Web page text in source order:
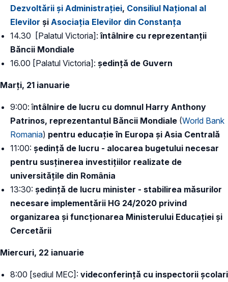
Dezvoltării şi Administraţiei, Consiliul Național al
Elevilor și Asociația Elevilor din Constanța
14.30 [Palatul Victoria]:întâlnire cu reprezentanții
Băncii Mondiale
16.00 [Palatul Victoria]: ședință de Guvern
Marți, 21 ianuarie
9:00: întâlnire de lucru cu domnul Harry Anthony
Patrinos, reprezentantul Băncii Mondiale (World Bank
Romania) pentru educație în Europa și Asia Centrală
11:00: ședință de lucru - alocarea bugetului necesar
pentru susținerea investițiilor realizate de
universitățile din România
13:30: ședință de lucru minister - stabilirea măsurilor
necesare implementării HG 24/2020 privind
organizarea și funcționarea Ministerului Educației și
Cercetării
Miercuri, 22 ianuarie
8:00 [sediul MEC]: videconferință cu inspectorii școlari